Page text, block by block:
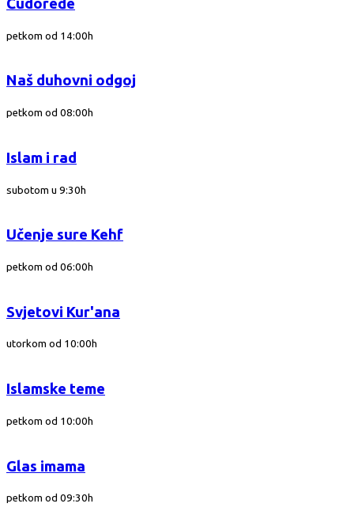
Ćudoređe
petkom od 14:00h
Naš duhovni odgoj
petkom od 08:00h
Islam i rad
subotom u 9:30h
Učenje sure Kehf
petkom od 06:00h
Svjetovi Kur'ana
utorkom od 10:00h
Islamske teme
petkom od 10:00h
Glas imama
petkom od 09:30h